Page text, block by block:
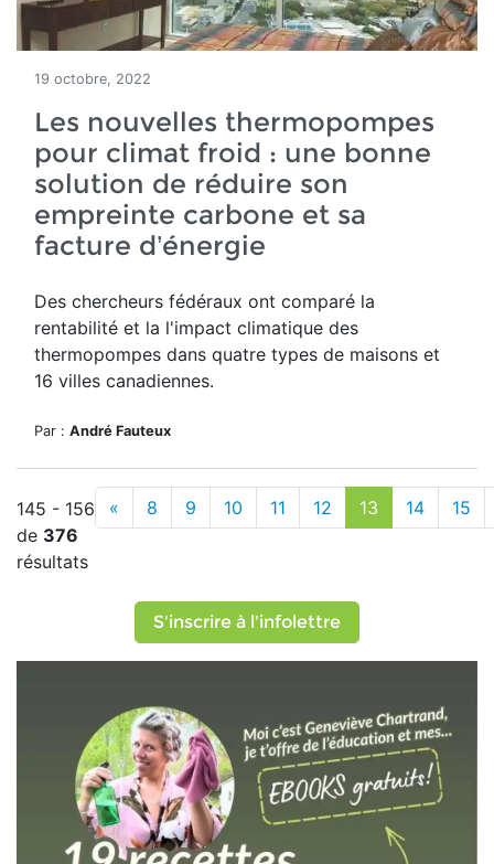
19 octobre, 2022
Les nouvelles thermopompes
pour climat froid : une bonne
solution de réduire son
empreinte carbone et sa
facture d’énergie
Des chercheurs fédéraux ont comparé la
rentabilité et la l'impact climatique des
thermopompes dans quatre types de maisons et
16 villes canadiennes.
Par : André Fauteux
145 - 156
de 376
résultats
« 8 9 10 11 12 13 14 15
S'inscrire à l'infolettre